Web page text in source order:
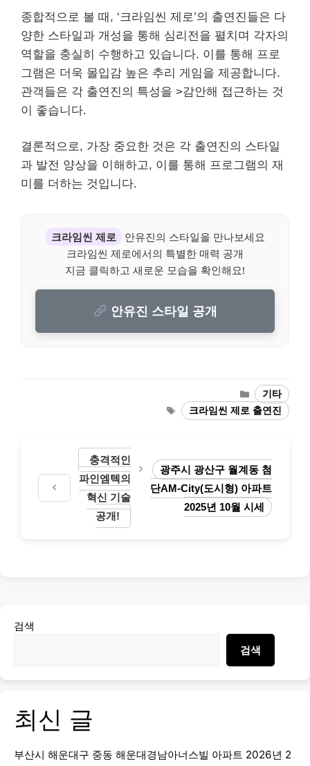
종합적으로 볼 때, ‘크라임씬 제로’의 출연진들은 다
양한 스타일과 개성을 통해 심리전을 펼치며 각자의
역할을 충실히 수행하고 있습니다. 이를 통해 프로
그램은 더욱 몰입감 높은 추리 게임을 제공합니다.
관객들은 각 출연진의 특성을 >감안해 접근하는 것
이 좋습니다.
결론적으로, 가장 중요한 것은 각 출연진의 스타일
과 발전 양상을 이해하고, 이를 통해 프로그램의 재
미를 더하는 것입니다.
크라임씬 제로
안유진의 스타일을 만나보세요
크라임씬 제로에서의 특별한 매력 공개
지금 클릭하고 새로운 모습을 확인해요!
안유진 스타일 공개
Categories
기타
Tags크라임씬 제로 출연진
충격적인
파인엠텍의
혁신 기술
공개!
광주시 광산구 월계동 첨
단AM-City(도시형) 아파트
2025년 10월 시세
검색
검색
최신 글
부산시 해운대구 중동 해운대경남아너스빌 아파트 2026년 2